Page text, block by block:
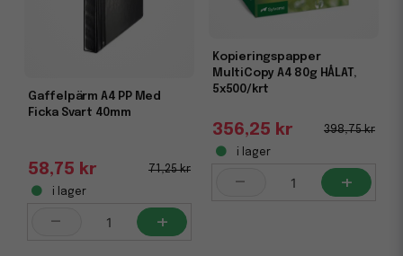
Gaffelpärm A4 PP Med
Ficka Svart 40mm
71,25 kr
58,75 kr
i lager
- +
Kopieringspapper
MultiCopy A4 80g HÅLAT,
5x500/krt
398,75 kr
356,25 kr
i lager
- +